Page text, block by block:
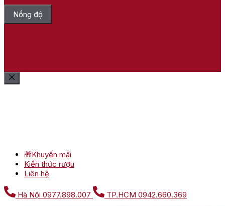
Nồng độ
🎁Khuyến mãi
Kiến thức rượu
Liên hệ
Hà Nội 0977.898.007 TP.HCM 0942.660.369